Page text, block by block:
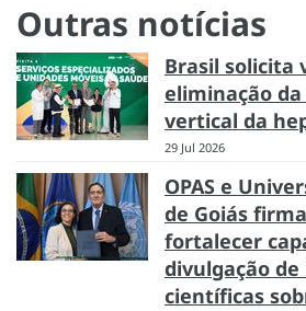
Outras notícias
Brasil solicita
eliminação
vertical da
29 Jul 2026
OPAS e
de Goiás
fortalecer
divulgação
científicas